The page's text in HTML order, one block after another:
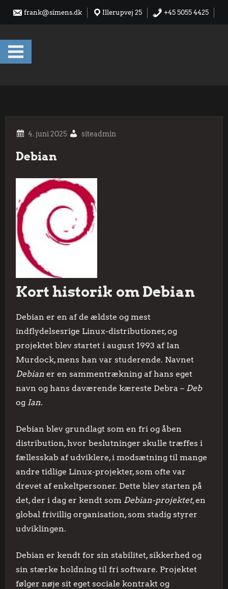
frank@simens.dk Illerupvej 25 +45 5055 4425
siteadmin
Debian
Kort historik om Debian
Debian er en af de ældste og mest
indflydelsesrige Linux-distributioner, og
projektet blev startet i august 1993 af Ian
Murdock, mens han var studerende. Navnet
Debian er en sammentrækning af hans eget
navn og hans daværende kæreste Debra – Deb
og Ian.
Debian blev grundlagt som en fri og åben
distribution, hvor beslutninger skulle træffes i
fællesskab af udviklere, i modsætning til mange
andre tidlige Linux-projekter, som ofte var
drevet af enkeltpersoner. Dette blev starten på
det, der i dag er kendt som Debian-projektet, en
global frivillig organisation, som stadig styrer
udviklingen.
Debian er kendt for sin stabilitet, sikkerhed og
sin stærke holdning til fri software. Projektet
følger nøje sit eget sociale kontrakt og